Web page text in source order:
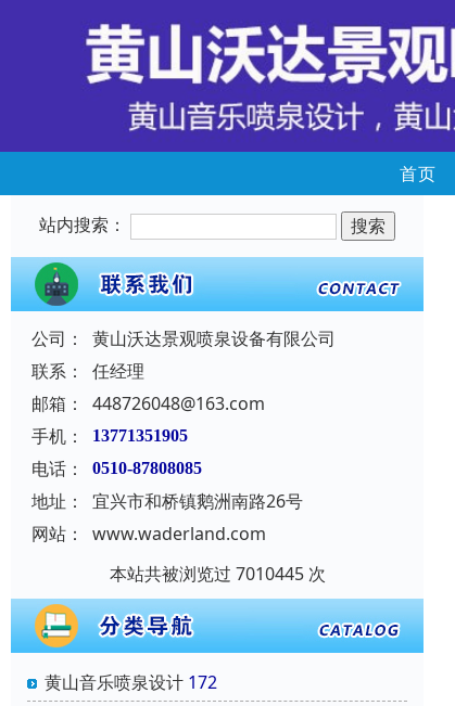
首页
站内搜索：
公司：
黄山沃达景观喷泉设备有限公司
联系：
任经理
邮箱：
448726048@163.com
手机：
13771351905
电话： 0510-87808085
地址：
宜兴市和桥镇鹅洲南路26号
网站：
www.waderland.com
本站共被浏览过 7010445 次
黄山音乐喷泉设计 172